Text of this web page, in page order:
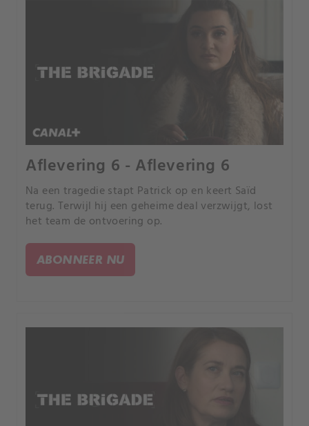
Aflevering 6 - Aflevering 6
Na een tragedie stapt Patrick op en keert Saïd
terug. Terwijl hij een geheime deal verzwijgt, lost
het team de ontvoering op.
ABONNEER NU